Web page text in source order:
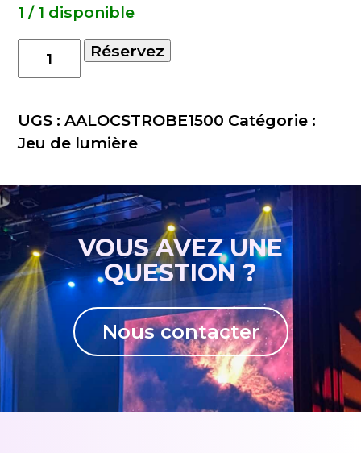
1 / 1 disponible
quantité
Stroboscope
1500W
Réservez
UGS :AALOCSTROBE1500 Catégorie :
Jeu de lumière
VOUS AVEZ UNE
QUESTION ?
Nous contacter